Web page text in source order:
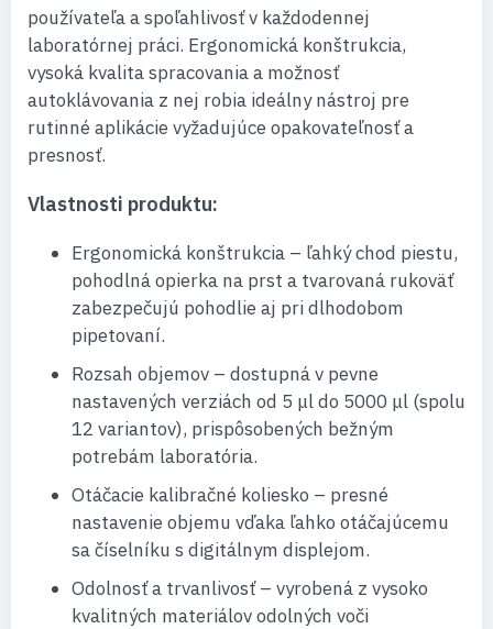
používateľa a spoľahlivosť v každodennej
laboratórnej práci. Ergonomická konštrukcia,
vysoká kvalita spracovania a možnosť
autoklávovania z nej robia ideálny nástroj pre
rutinné aplikácie vyžadujúce opakovateľnosť a
presnosť.
Vlastnosti produktu:
Ergonomická konštrukcia – ľahký chod piestu,
pohodlná opierka na prst a tvarovaná rukoväť
zabezpečujú pohodlie aj pri dlhodobom
pipetovaní.
Rozsah objemov – dostupná v pevne
nastavených verziách od 5 μl do 5000 μl (spolu
12 variantov), prispôsobených bežným
potrebám laboratória.
Otáčacie kalibračné koliesko – presné
nastavenie objemu vďaka ľahko otáčajúcemu
sa číselníku s digitálnym displejom.
Odolnosť a trvanlivosť – vyrobená z vysoko
kvalitných materiálov odolných voči